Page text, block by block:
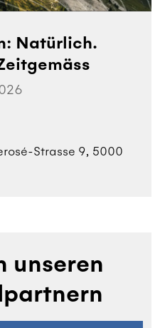
Natürlich.
Strasse 9, 5000
unseren